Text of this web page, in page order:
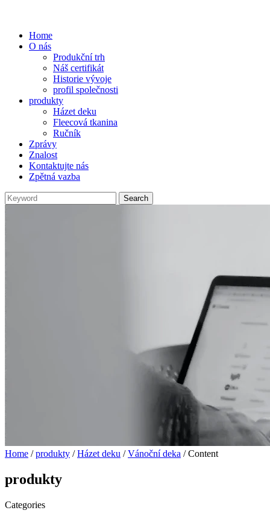
Home
O nás
Produkční trh
Náš certifikát
Historie vývoje
profil společnosti
produkty
Házet deku
Fleecová tkanina
Ručník
Zprávy
Znalost
Kontaktujte nás
Zpětná vazba
Home /produkty /Házet deku /Vánoční deka / Content
produkty
Categories